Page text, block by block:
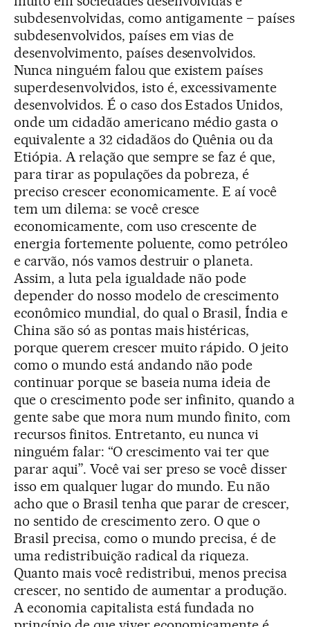
subdesenvolvidas, como antigamente – países
subdesenvolvidos, países em vias de
desenvolvimento, países desenvolvidos.
Nunca ninguém falou que existem países
superdesenvolvidos, isto é, excessivamente
desenvolvidos. É o caso dos Estados Unidos,
onde um cidadão americano médio gasta o
equivalente a 32 cidadãos do Quênia ou da
Etiópia. A relação que sempre se faz é que,
para tirar as populações da pobreza, é
preciso crescer economicamente. E aí você
tem um dilema: se você cresce
economicamente, com uso crescente de
energia fortemente poluente, como petróleo
e carvão, nós vamos destruir o planeta.
Assim, a luta pela igualdade não pode
depender do nosso modelo de crescimento
econômico mundial, do qual o Brasil, Índia e
China são só as pontas mais histéricas,
porque querem crescer muito rápido. O jeito
como o mundo está andando não pode
continuar porque se baseia numa ideia de
que o crescimento pode ser infinito, quando a
gente sabe que mora num mundo finito, com
recursos finitos. Entretanto, eu nunca vi
ninguém falar: “O crescimento vai ter que
parar aqui”. Você vai ser preso se você disser
isso em qualquer lugar do mundo. Eu não
acho que o Brasil tenha que parar de crescer,
no sentido de crescimento zero. O que o
Brasil precisa, como o mundo precisa, é de
uma redistribuição radical da riqueza.
Quanto mais você redistribui, menos precisa
crescer, no sentido de aumentar a produção.
A economia capitalista está fundada no